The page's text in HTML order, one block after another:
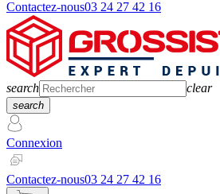
Contactez-nous03 24 27 42 16
search clear
search
Connexion
Contactez-nous03 24 27 42 16